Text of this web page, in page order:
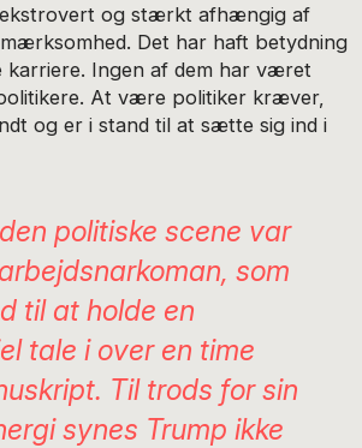
og stærkt afhængig af
Det har haft betydning
karriere. Ingen af dem har været
At være politiker kræver,
og er i stand til at sætte sig ind i
politiske scene var
som
til at holde en
tale i over en time
Til trods for sin
synes Trump ikke